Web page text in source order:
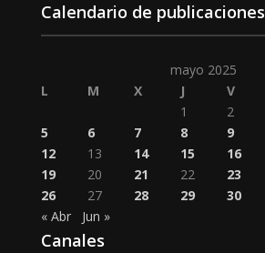
Calendario de publicaciones
mayo 2025
L
M X J V
1
2
5
6 7 8 9
12
13 14 15 16
19
20 21 22 23
26
27 28 29 30
« Abr
Jun »
Canales